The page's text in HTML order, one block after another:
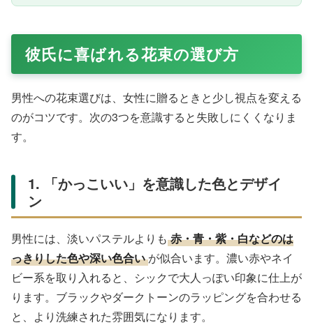
彼氏に喜ばれる花束の選び方
男性への花束選びは、女性に贈るときと少し視点を変える
のがコツです。次の3つを意識すると失敗しにくくなりま
す。
1. 「かっこいい」を意識した色とデザイ
ン
男性には、淡いパステルよりも 赤・青・紫・白などのは
っきりした色や深い色合い が似合います。濃い赤やネイ
ビー系を取り入れると、シックで大人っぽい印象に仕上が
ります。ブラックやダークトーンのラッピングを合わせる
と、より洗練された雰囲気になります。